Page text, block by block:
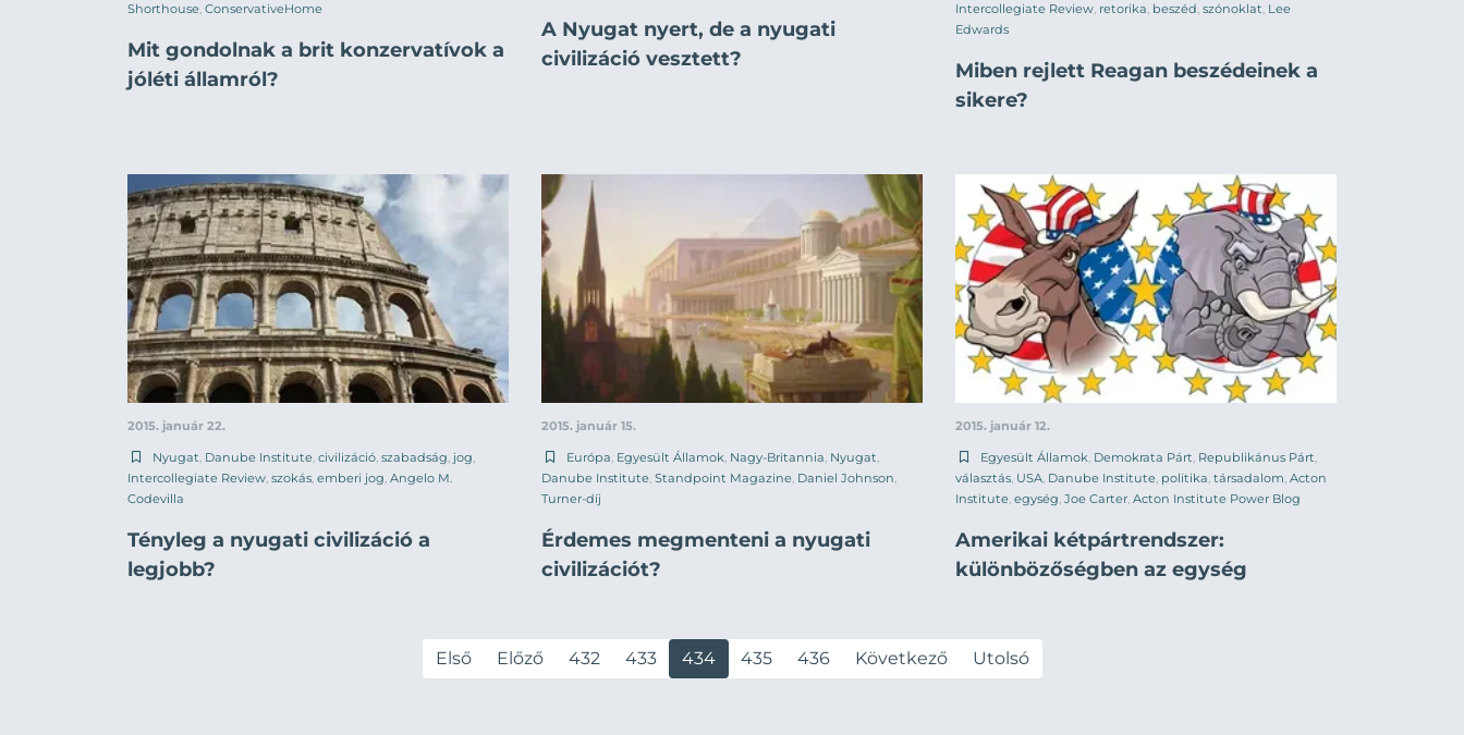
Shorthouse, ConservativeHome
Mit gondolnak a brit konzervatívok a
jóléti államról?
A Nyugat nyert, de a nyugati
civilizáció vesztett?
Intercollegiate Review, retorika, beszéd, szónoklat, Lee
Edwards
Miben rejlett Reagan beszédeinek a
sikere?
2015. január 22.
Nyugat Danube Institute civilizáció szabadság jog
Intercollegiate Review szokás emberi jog Angelo M.
Codevilla
Tényleg a nyugati civilizáció a
legjobb?
2015. január 15.
Európa Egyesült Államok Nagy-Britannia Nyugat
Danube Institute Standpoint Magazine Daniel Johnson
Turner-díj
Érdemes megmenteni a nyugati
civilizációt?
2015. január 12.
Egyesült Államok Demokrata Párt Republikánus Párt
választás USA Danube Institute politika társadalom Acton
Institute egység Joe Carter Acton Institute Power Blog
Amerikai kétpártrendszer:
különbözőségben az egység
Első Előző 432 433 434 435 436 Következő Utolsó